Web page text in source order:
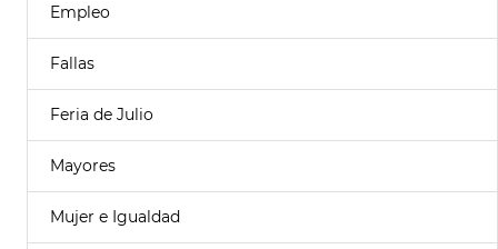
Empleo
Fallas
Feria de Julio
Mayores
Mujer e Igualdad